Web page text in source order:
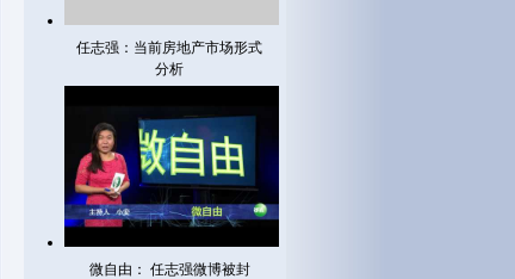
任志强：当前房地产市场形式
分析
微自由： 任志强微博被封